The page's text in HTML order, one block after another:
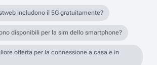
includono il 5G gratuitamente?
disponibili per la sim dello smartphone?
offerta per la connessione a casa e in